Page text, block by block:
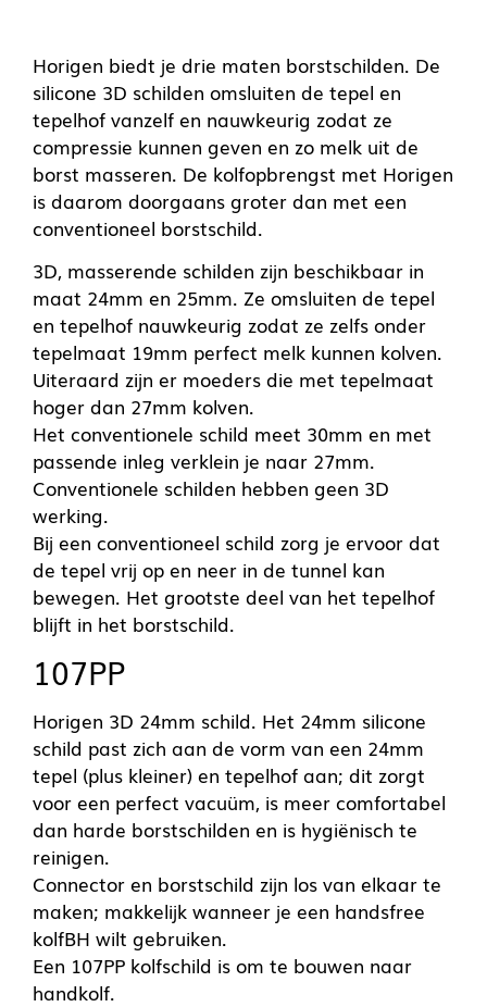
Horigen biedt je drie maten borstschilden. De
silicone 3D schilden omsluiten de tepel en
tepelhof vanzelf en nauwkeurig zodat ze
compressie kunnen geven en zo melk uit de
borst masseren. De kolfopbrengst met Horigen
is daarom doorgaans groter dan met een
conventioneel borstschild.
3D, masserende schilden zijn beschikbaar in
maat 24mm en 25mm. Ze omsluiten de tepel
en tepelhof nauwkeurig zodat ze zelfs onder
tepelmaat 19mm perfect melk kunnen kolven.
Uiteraard zijn er moeders die met tepelmaat
hoger dan 27mm kolven.
Het conventionele schild meet 30mm en met
passende inleg verklein je naar 27mm.
Conventionele schilden hebben geen 3D
werking.
Bij een conventioneel schild zorg je ervoor dat
de tepel vrij op en neer in de tunnel kan
bewegen. Het grootste deel van het tepelhof
blijft in het borstschild.
107PP
Horigen 3D 24mm schild. Het 24mm silicone
schild past zich aan de vorm van een 24mm
tepel (plus kleiner) en tepelhof aan; dit zorgt
voor een perfect vacuüm, is meer comfortabel
dan harde borstschilden en is hygiënisch te
reinigen.
Connector en borstschild zijn los van elkaar te
maken; makkelijk wanneer je een handsfree
kolfBH wilt gebruiken.
Een 107PP kolfschild is om te bouwen naar
handkolf.